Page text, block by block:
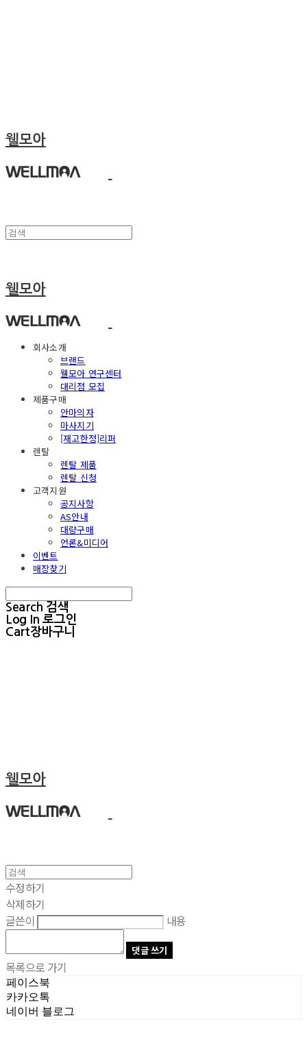
웰모아
웰모아
회사소개
브랜드
웰모아 연구센터
대리점 모집
제품구매
안마의자
마사지기
[재고한정]리퍼
렌탈
렌탈 제품
렌탈 신청
고객지원
공지사항
AS안내
대량구매
언론&미디어
이벤트
매장찾기
Search 검색
Log In 로그인
Cart장바구니
웰모아
수정하기
삭제하기
글쓴이
내용
댓글 쓰기
목록으로 가기
페이스북
카카오톡
네이버 블로그